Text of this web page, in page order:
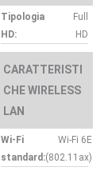
Tipologia
HD:
Full
HD
CARATTERISTI
CHE WIRELESS
LAN
Wi-Fi
standard:
Wi-Fi 6E
(802.11ax)